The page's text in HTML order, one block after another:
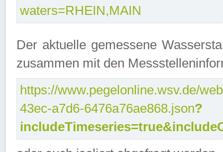
waters=RHEIN,MAIN
Der aktuelle gemessene
zusammen mit den
https://www.pegelonline.wsv.de/
43ec-a7d6-6476a76ae868.json?